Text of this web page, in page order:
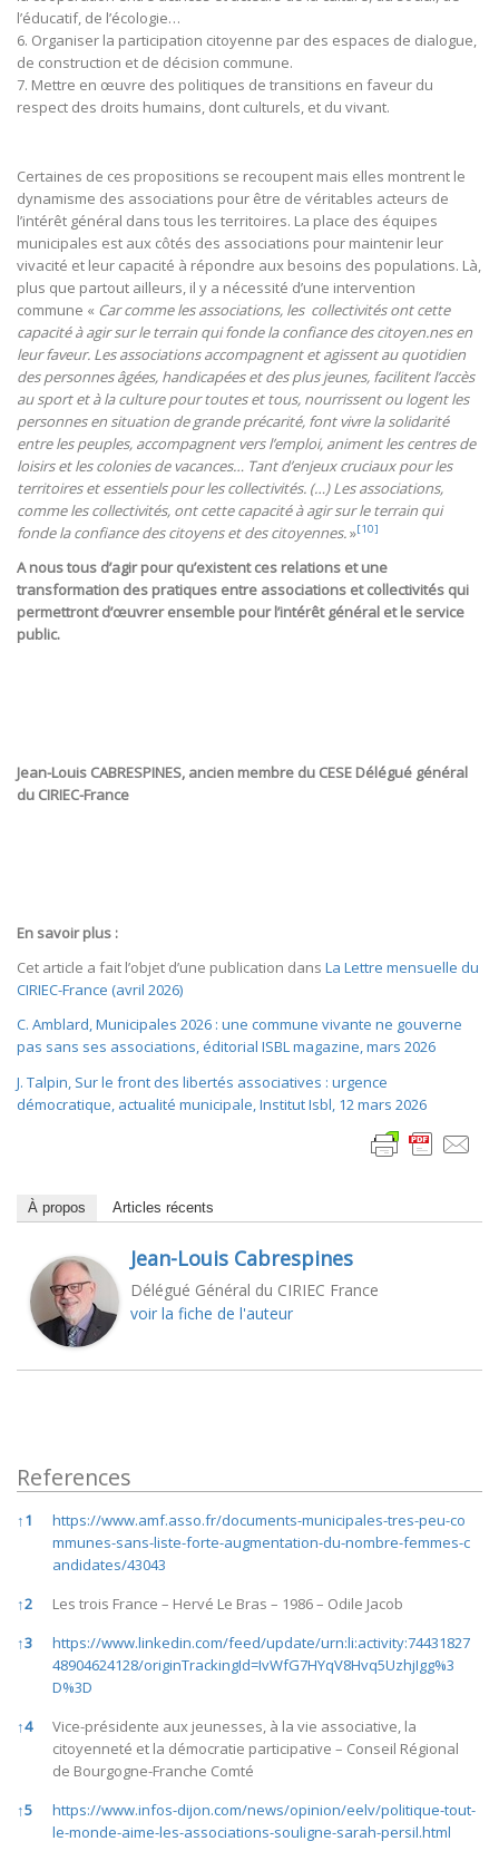
l’éducatif, de l’écologie…
6. Organiser la participation citoyenne par des espaces de dialogue,
de construction et de décision commune.
7. Mettre en œuvre des politiques de transitions en faveur du
respect des droits humains, dont culturels, et du vivant.
Certaines de ces propositions se recoupent mais elles montrent le
dynamisme des associations pour être de véritables acteurs de
l’intérêt général dans tous les territoires. La place des équipes
municipales est aux côtés des associations pour maintenir leur
vivacité et leur capacité à répondre aux besoins des populations. Là,
plus que partout ailleurs, il y a nécessité d’une intervention
commune « Car comme les associations, les collectivités ont cette
capacité à agir sur le terrain qui fonde la confiance des citoyen.nes en
leur faveur. Les associations accompagnent et agissent au quotidien
des personnes âgées, handicapées et des plus jeunes, facilitent l’accès
au sport et à la culture pour toutes et tous, nourrissent ou logent les
personnes en situation de grande précarité, font vivre la solidarité
entre les peuples, accompagnent vers l’emploi, animent les centres de
loisirs et les colonies de vacances… Tant d’enjeux cruciaux pour les
territoires et essentiels pour les collectivités. (…) Les associations,
comme les collectivités, ont cette capacité à agir sur le terrain qui
fonde la confiance des citoyens et des citoyennes.»[10]
A nous tous d’agir pour qu’existent ces relations et une
transformation des pratiques entre associations et collectivités qui
permettront d’œuvrer ensemble pour l’intérêt général et le service
public.
Jean-Louis CABRESPINES, ancien membre du CESE Délégué général
du CIRIEC-France
En savoir plus :
Cet article a fait l’objet d’une publication dans La Lettre mensuelle du
CIRIEC-France (avril 2026)
C. Amblard, Municipales 2026 : une commune vivante ne gouverne
pas sans ses associations, éditorial ISBL magazine, mars 2026
J. Talpin, Sur le front des libertés associatives : urgence
démocratique, actualité municipale, Institut Isbl, 12 mars 2026
À propos Articles récents
Jean-Louis Cabrespines
Délégué Général du CIRIEC France
voir la fiche de l'auteur
References
References
↑1
https://www.amf.asso.fr/documents-municipales-tres-peu-co
mmunes-sans-liste-forte-augmentation-du-nombre-femmes-c
andidates/43043
↑2
Les trois France – Hervé Le Bras – 1986 – Odile Jacob
↑3
https://www.linkedin.com/feed/update/urn:li:activity:74431827
48904624128/originTrackingId=IvWfG7HYqV8Hvq5UzhjIgg%3
D%3D
↑4
Vice-présidente aux jeunesses, à la vie associative, la
citoyenneté et la démocratie participative – Conseil Régional
de Bourgogne-Franche Comté
↑5
https://www.infos-dijon.com/news/opinion/eelv/politique-tout-
le-monde-aime-les-associations-souligne-sarah-persil.html